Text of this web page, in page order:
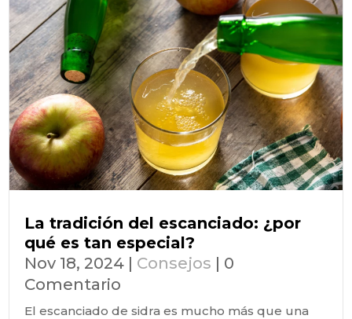
La tradición del escanciado: ¿por
qué es tan especial?
Nov 18, 2024 | Consejos | 0
Comentario
El escanciado de sidra es mucho más que una